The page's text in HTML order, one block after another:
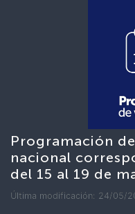
Programación
nacional
del 15 al 19 de
Última modificación: 24/05/